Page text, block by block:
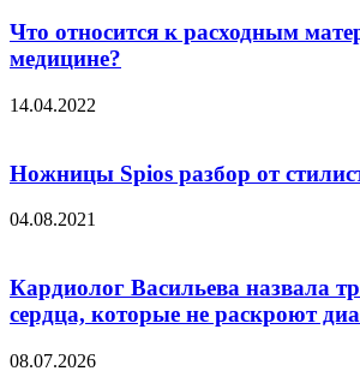
Что относится к расходным
медицине?
14.04.2022
Ножницы Spios разбор от
04.08.2021
Кардиолог Васильева назвала
сердца, которые не раскроют
08.07.2026